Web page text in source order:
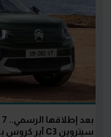
سيتروين C3 آير كروس بالسوق المصري